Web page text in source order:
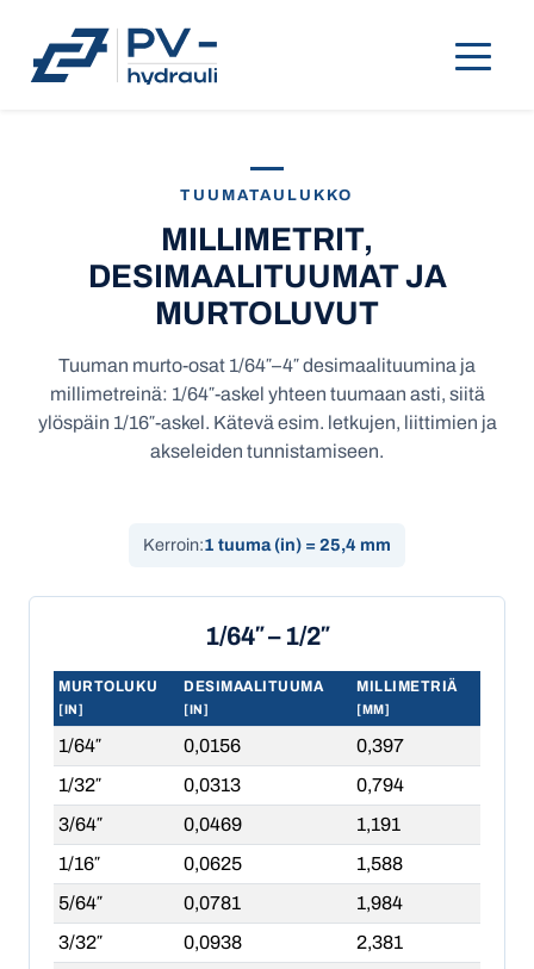
TUUMATAULUKKO
MILLIMETRIT,
DESIMAALITUUMAT JA
MURTOLUVUT
Tuuman murto-osat 1/64″–4″ desimaalituumina ja
millimetreinä: 1/64″-askel yhteen tuumaan asti, siitä
ylöspäin 1/16″-askel. Kätevä esim. letkujen, liittimien ja
akseleiden tunnistamiseen.
Kerroin:1 tuuma (in) = 25,4 mm
1/64″ – 1/2″
MURTOLUKU
[IN]
DESIMAALITUUMA
[IN]
MILLIMETRIÄ
[MM]
1/64″ 0,0156
0,397
1/32″
0,0313
0,794
3/64″
0,0469
1,191
1/16″
0,0625
1,588
5/64″
0,0781
1,984
3/32″
0,0938
2,381